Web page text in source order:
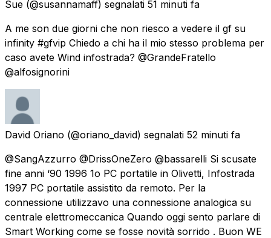
Sue (@susannamaff) segnalati 51 minuti fa
A me son due giorni che non riesco a vedere il gf su
infinity #gfvip Chiedo a chi ha il mio stesso problema per
caso avete Wind infostrada? @GrandeFratello
@alfosignorini
David Oriano (@oriano_david) segnalati 52 minuti fa
@SangAzzurro @DrissOneZero @bassarelli Si scusate
fine anni ‘90 1996 1o PC portatile in Olivetti, Infostrada
1997 PC portatile assistito da remoto. Per la
connessione utilizzavo una connessione analogica su
centrale elettromeccanica Quando oggi sento parlare di
Smart Working come se fosse novità sorrido . Buon WE